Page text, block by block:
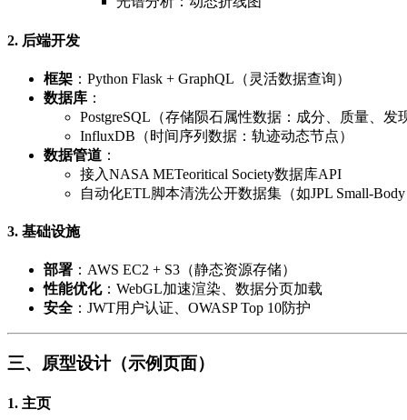
2. 后端开发
框架 ：Python Flask + GraphQL（灵活数据查询）
数据库 ：
PostgreSQL（存储陨石属性数据：成分、质量、发
InfluxDB（时间序列数据：轨迹动态节点）
数据管道 ：
接入NASA METeoritical Society数据库API
自动化ETL脚本清洗公开数据集（如JPL Small-Body
3. 基础设施
部署 ：AWS EC2 + S3（静态资源存储）
性能优化：WebGL加速渲染、数据分页加载
安全 ：JWT用户认证、OWASP Top 10防护
三、原型设计（示例页面）
1. 主页